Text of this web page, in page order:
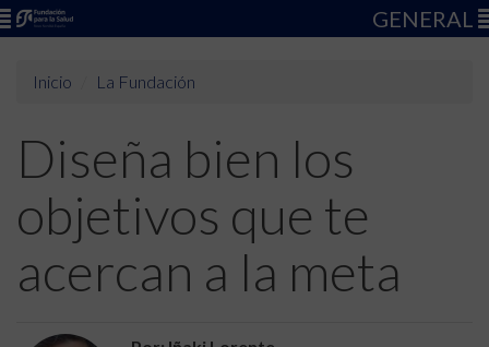
GENERAL
Inicio La Fundación
Diseña bien los
objetivos que te
acercan a la meta